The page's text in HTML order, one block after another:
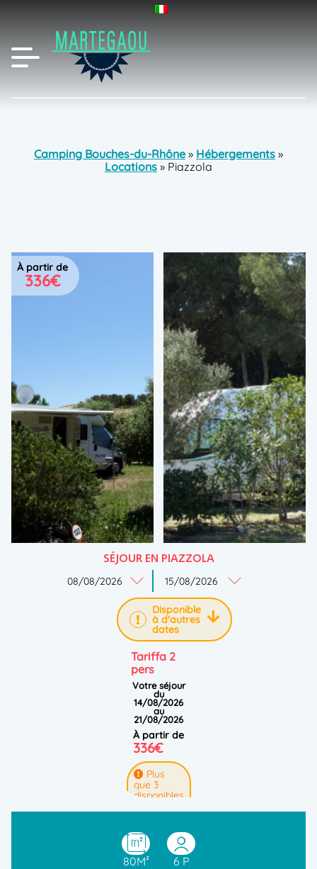
Camping Bouches-du-Rhône » Hébergements »
Locations » Piazzola
SÉJOUR EN PIAZZOLA
Disponible
à d'autres
dates
Tariffa 2
pers
Votre séjour
du
14/08/2026
au
21/08/2026
à partir de
336€
Plus
que 3
disponibles
RÉSERVER
80M² 6 P
à partir de
336€